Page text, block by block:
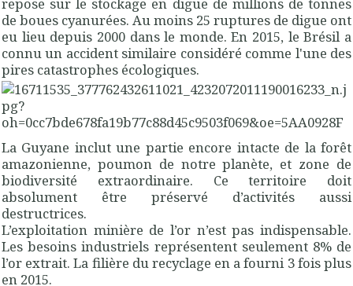
repose sur le stockage en digue de millions de tonnes
de boues cyanurées. Au moins 25 ruptures de digue ont
eu lieu depuis 2000 dans le monde. En 2015, le Brésil a
connu un accident similaire considéré comme l'une des
pires catastrophes écologiques.
La Guyane inclut une partie encore intacte de la forêt
amazonienne, poumon de notre planète, et zone de
biodiversité extraordinaire. Ce territoire doit
absolument être préservé d’activités aussi
destructrices.
L’exploitation minière de l’or n’est pas indispensable.
Les besoins industriels représentent seulement 8% de
l’or extrait. La filière du recyclage en a fourni 3 fois plus
en 2015.